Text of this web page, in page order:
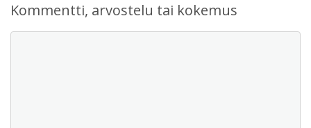
Kommentti, arvostelu tai kokemus